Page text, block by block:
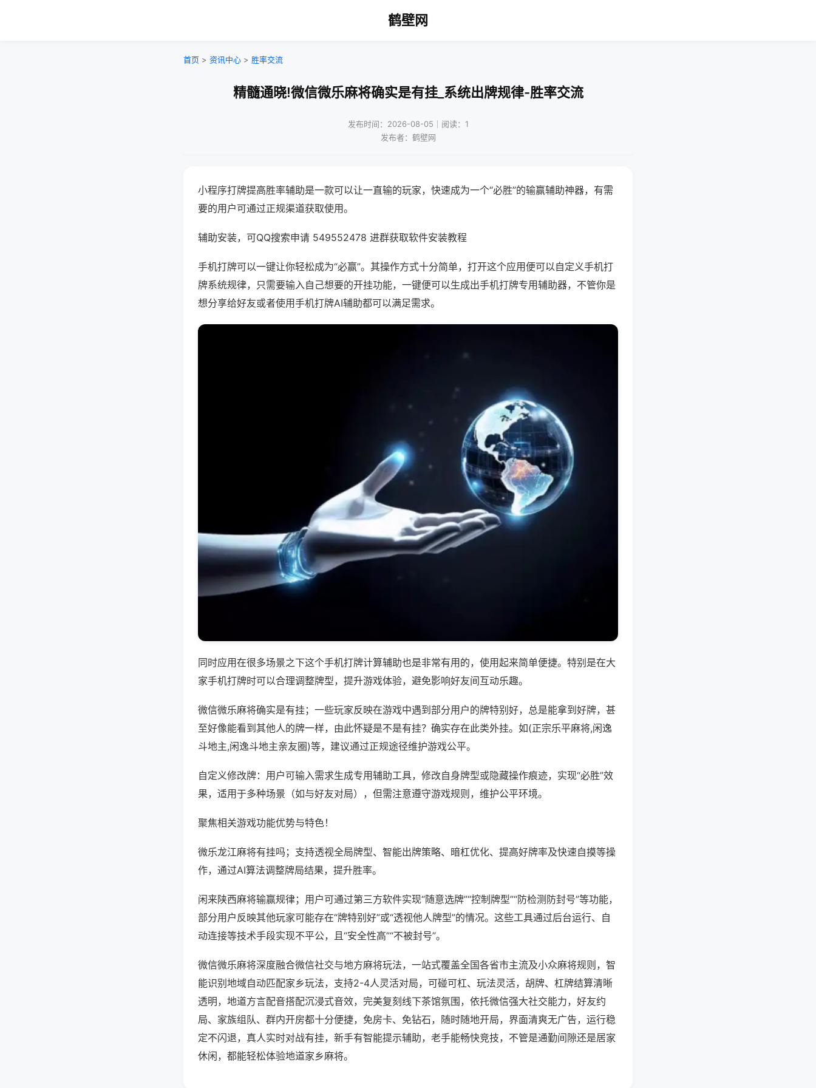
鹤壁网
首页 > 资讯中心 > 胜率交流
精髓通晓!微信微乐麻将确实是有挂_系统出牌规律-胜率交流
发布时间：2026-08-05｜阅读：1
发布者：鹤壁网
小程序打牌提高胜率辅助是一款可以让一直输的玩家，快速成为一个“必胜”的输赢辅助神器，有需
要的用户可通过正规渠道获取使用。
辅助安装，可QQ搜索申请 549552478 进群获取软件安装教程
手机打牌可以一键让你轻松成为“必赢”。其操作方式十分简单，打开这个应用便可以自定义手机打
牌系统规律，只需要输入自己想要的开挂功能，一键便可以生成出手机打牌专用辅助器，不管你是
想分享给好友或者使用手机打牌AI辅助都可以满足需求。
同时应用在很多场景之下这个手机打牌计算辅助也是非常有用的，使用起来简单便捷。特别是在大
家手机打牌时可以合理调整牌型，提升游戏体验，避免影响好友间互动乐趣。
微信微乐麻将确实是有挂；一些玩家反映在游戏中遇到部分用户的牌特别好，总是能拿到好牌，甚
至好像能看到其他人的牌一样，由此怀疑是不是有挂？确实存在此类外挂。如(正宗乐平麻将,闲逸
斗地主,闲逸斗地主亲友圈)等，建议通过正规途径维护游戏公平。
自定义修改牌：用户可输入需求生成专用辅助工具，修改自身牌型或隐藏操作痕迹，实现“必胜”效
果，适用于多种场景（如与好友对局），但需注意遵守游戏规则，维护公平环境。
聚焦相关游戏功能优势与特色！
微乐龙江麻将有挂吗；支持透视全局牌型、智能出牌策略、暗杠优化、提高好牌率及快速自摸等操
作，通过AI算法调整牌局结果，提升胜率。
闲来陕西麻将输赢规律；用户可通过第三方软件实现“随意选牌”“控制牌型”“防检测防封号”等功能，
部分用户反映其他玩家可能存在“牌特别好”或“透视他人牌型”的情况。这些工具通过后台运行、自
动连接等技术手段实现不平公，且“安全性高”“不被封号”。
微信微乐麻将深度融合微信社交与地方麻将玩法，一站式覆盖全国各省市主流及小众麻将规则，智
能识别地域自动匹配家乡玩法，支持2-4人灵活对局，可碰可杠、玩法灵活，胡牌、杠牌结算清晰
透明，地道方言配音搭配沉浸式音效，完美复刻线下茶馆氛围，依托微信强大社交能力，好友约
局、家族组队、群内开房都十分便捷，免房卡、免钻石，随时随地开局，界面清爽无广告，运行稳
定不闪退，真人实时对战有挂，新手有智能提示辅助，老手能畅快竞技，不管是通勤间隙还是居家
休闲，都能轻松体验地道家乡麻将。